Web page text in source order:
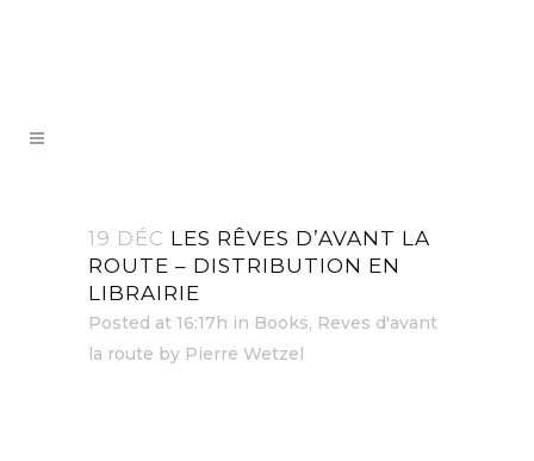
19 DÉC LES RÊVES D’AVANT LA
ROUTE – DISTRIBUTION EN
LIBRAIRIE
Posted at 16:17h in Books, Reves d'avant
la route by Pierre Wetzel